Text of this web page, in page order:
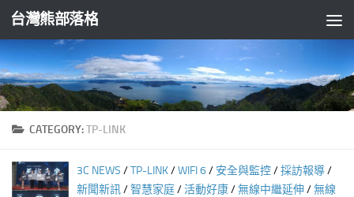
Skip to content
台灣熊部落格
CATEGORY:TP-LINK
3C NEWS /TP-LINK/WIFI 6/ 安全與監控/採訪報導/
新聞新訊/智慧家庭/活動好康/無線中繼延伸/無線